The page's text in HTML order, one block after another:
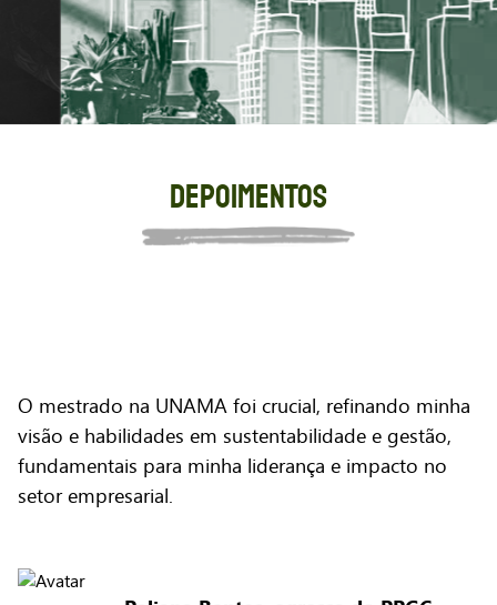
DEPOIMENTOS
O mestrado na UNAMA foi crucial, refinando minha
visão e habilidades em sustentabilidade e gestão,
fundamentais para minha liderança e impacto no
setor empresarial.